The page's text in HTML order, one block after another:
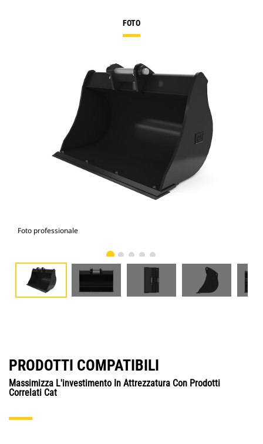
FOTO
Foto professionale
PRODOTTI COMPATIBILI
Massimizza L'investimento In Attrezzatura Con Prodotti
Correlati Cat